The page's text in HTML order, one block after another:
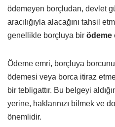
ödemeyen borçludan, devlet
aracılığıyla alacağını tahsil
genellikle borçluya bir ödeme
Ödeme emri, borçluya
ödemesi veya borca itiraz
bir tebligattır. Bu belgeyi
yerine, haklarınızı bilmek ve
önemlidir.